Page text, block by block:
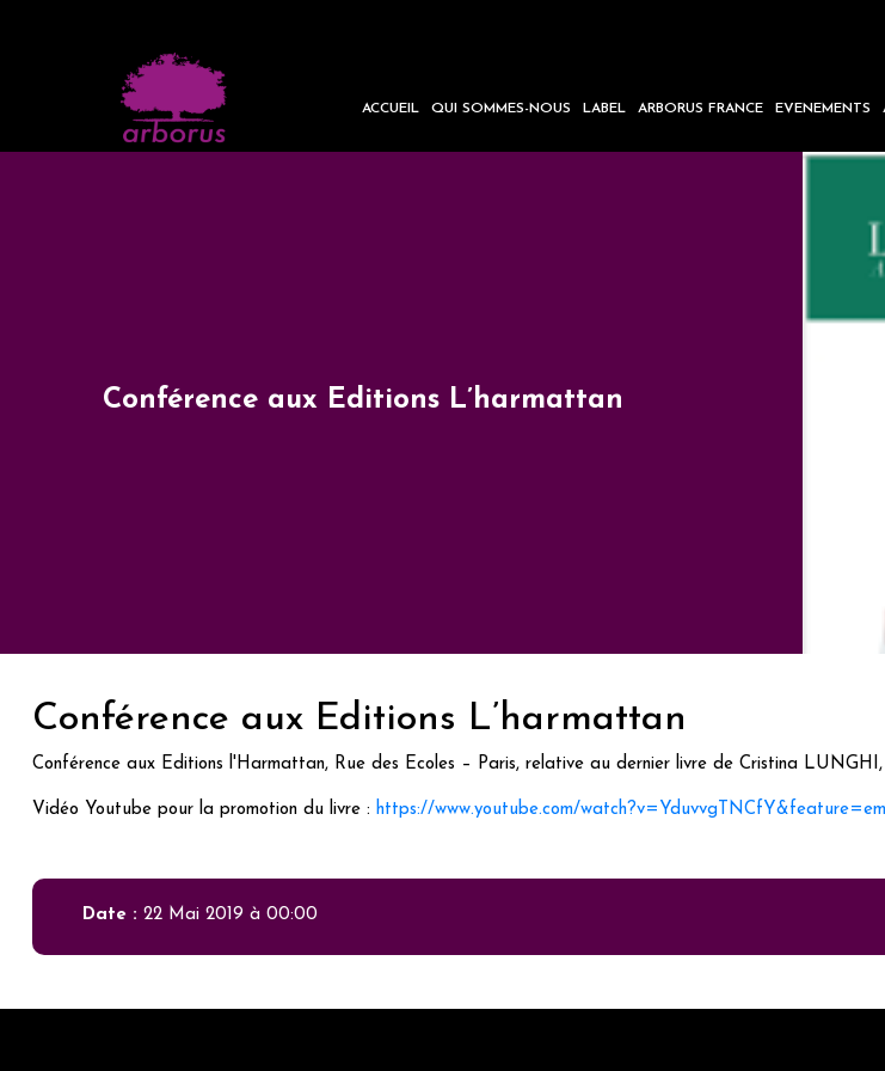
ACCUEIL QUI SOMMES-NOUS LABEL ARBORUS FRANCE EVENEMENTS
Conférence aux Editions L’harmattan
Conférence aux Editions L’harmattan
Conférence aux Editions l'Harmattan, Rue des Ecoles – Paris, relative au dernier livre de Cristina
Vidéo Youtube pour la promotion du livre : https://www.youtube.com/
Date : 22 Mai 2019 à 00:00